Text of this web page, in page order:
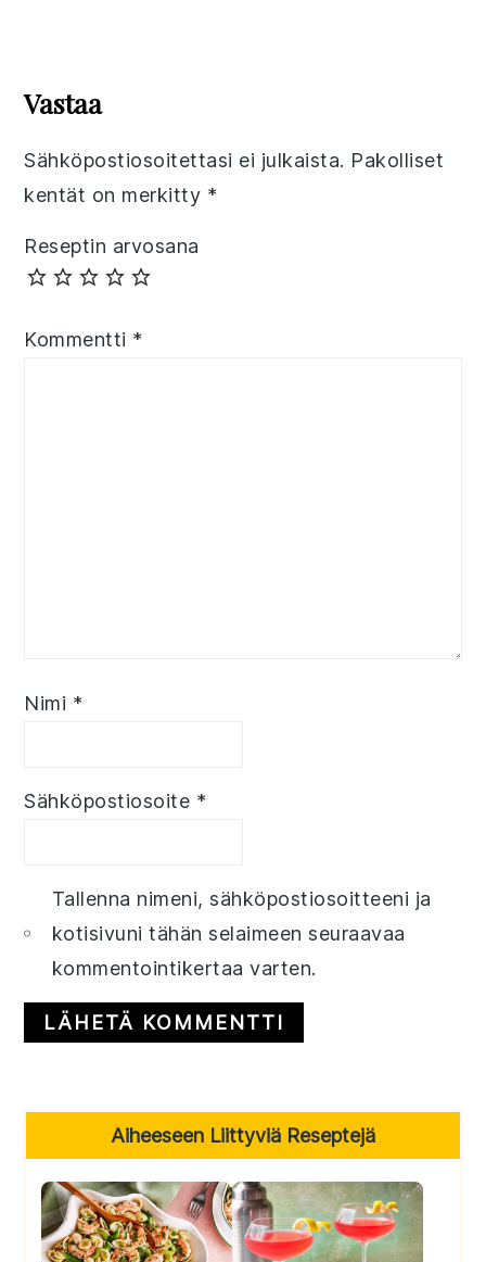
Interactions
Vastaa
Sähköpostiosoitettasi ei julkaista. Pakolliset
kentät on merkitty *
Reseptin arvosana
Kommentti *
Nimi *
Sähköpostiosoite *
Tallenna nimeni, sähköpostiosoitteeni ja
kotisivuni tähän selaimeen seuraavaa
kommentointikertaa varten.
Primary
Sidebar
Aiheeseen Liittyviä Reseptejä